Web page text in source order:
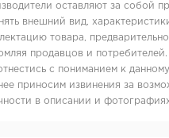
оставляют за собой
внешний вид,
товара,
продавцов и
с пониманием к
приносим извинения за
в описании и